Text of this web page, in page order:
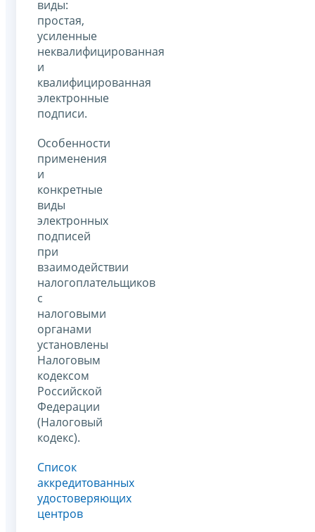
виды:
простая,
усиленные
неквалифицированная
и
квалифицированная
электронные
подписи.
Особенности
применения
и
конкретные
виды
электронных
подписей
при
взаимодействии
налогоплательщиков
с
налоговыми
органами
установлены
Налоговым
кодексом
Российской
Федерации
(Налоговый
кодекс).
Список
аккредитованных
удостоверяющих
центров